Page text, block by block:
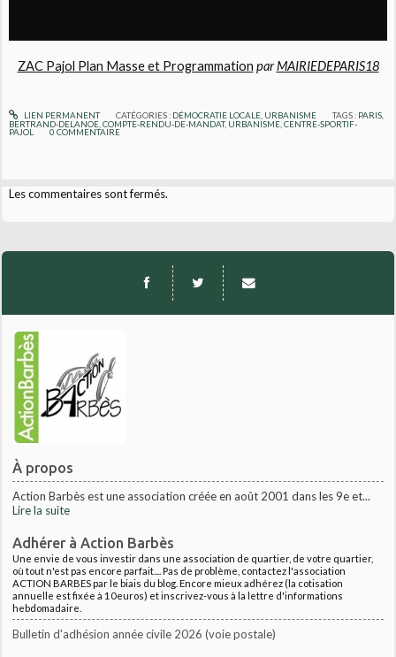
À propos
Action Barbès est une association créée en août 2001 dans les 9e et...
Lire la suite
Adhérer à Action Barbès
Une envie de vous investir dans une association de quartier, de votre quartier,
où tout n'est pas encore parfait.... Pas de problème, contactez l'association
ACTION BARBES par le biais du blog. Encore mieux adhérez (la cotisation
annuelle est fixée à 10euros) et inscrivez-vous à la lettre d'informations
hebdomadaire.
Bulletin d'adhésion année civile 2026 (voie postale)
ZAC Pajol Plan Masse et Programmation parMAIRIEDEPARIS18
LIEN PERMANENT CATÉGORIES : DÉMOCRATIE LOCALE, URBANISME TAGS : PARIS
BERTRAND-DELANOE ,COMPTE-RENDU-DE-MANDAT, URBANISME ,CENTRE-SPORTIF-
PAJOL 0 COMMENTAIRE
Les commentaires sont fermés.